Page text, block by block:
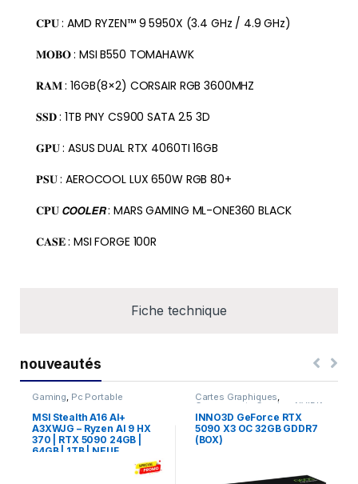
Fiche technique
𝐂𝐏𝐔 : AMD RYZEN™ 9 5950X (3.4 GHz / 4.9 GHz)
𝐌𝐎𝐁𝐎 : MSI B550 TOMAHAWK
𝐑𝐀𝐌 : 16GB(8×2) CORSAIR RGB 3600MHZ
𝐒𝐒𝐃 : 1TB PNY CS900 SATA 2.5 3D
𝐆𝐏𝐔 : ASUS DUAL RTX 4060TI 16GB
𝐏𝐒𝐔 : AEROCOOL LUX 650W RGB 80+
𝐂𝐏𝐔 𝘾𝙊𝙊𝙇𝙀𝙍 : MARS GAMING ML-ONE360 BLACK
𝐂𝐀𝐒𝐄 : MSI FORGE 100R
nouveautés
Gaming, Pc Portable
MSI Stealth A16 AI+
A3XWJG – Ryzen AI 9 HX
370 | RTX 5090 24GB |
64GB | 1TB | NEUF
Cartes Graphiques,
Composants Gaming NVIDIA
INNO3D GeForce RTX
5090 X3 OC 32GB GDDR7
(BOX)